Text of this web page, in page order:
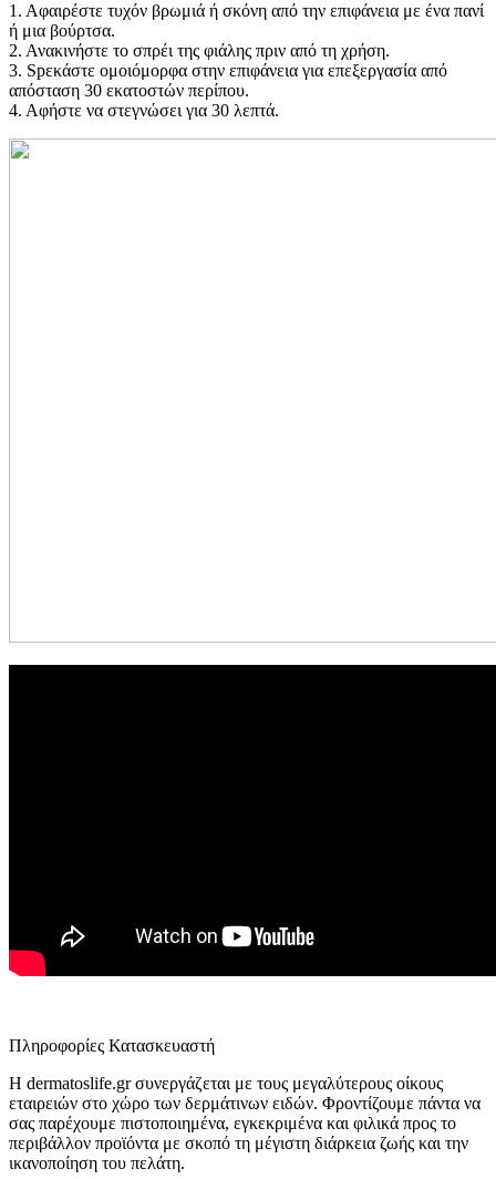
1. Αφαιρέστε τυχόν βρωμιά ή σκόνη από την επιφάνεια με ένα πανί
ή μια βούρτσα.
2. Ανακινήστε το σπρέι της φιάλης πριν από τη χρήση.
3. Spεκάστε ομοιόμορφα στην επιφάνεια για επεξεργασία από
απόσταση 30 εκατοστών περίπου.
4. Αφήστε να στεγνώσει για 30 λεπτά.
Πληροφορίες Κατασκευαστή
Η dermatoslife.gr συνεργάζεται με τους μεγαλύτερους οίκους
εταιρειών στο χώρο των δερμάτινων ειδών. Φροντίζουμε πάντα να
σας παρέχουμε πιστοποιημένα, εγκεκριμένα και φιλικά προς το
περιβάλλον προϊόντα με σκοπό τη μέγιστη διάρκεια ζωής και την
ικανοποίηση του πελάτη.